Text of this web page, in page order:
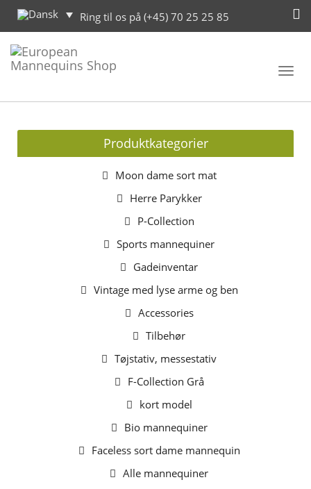
Ring til os på (+45) 70 25 25 85
Produktkategorier
Moon dame sort mat
Herre Parykker
P-Collection
Sports mannequiner
Gadeinventar
Vintage med lyse arme og ben
Accessories
Tilbehør
Tøjstativ, messestativ
F-Collection Grå
kort model
Bio mannequiner
Faceless sort dame mannequin
Alle mannequiner